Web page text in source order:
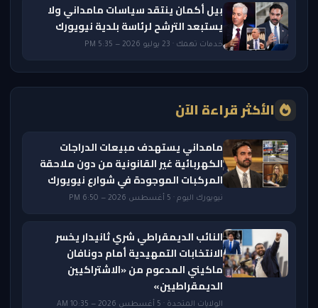
بيل أكمان ينتقد سياسات مامداني ولا
يستبعد الترشح لرئاسة بلدية نيويورك
خدمات تهمك · 23 يوليو 2026 — 5:35 PM
الأكثر قراءة الآن
مامداني يستهدف مبيعات الدراجات
الكهربائية غير القانونية من دون ملاحقة
المركبات الموجودة في شوارع نيويورك
نيويورك اليوم · 5 أغسطس 2026 — 6:50 PM
النائب الديمقراطي شري ثانيدار يخسر
الانتخابات التمهيدية أمام دونافان
ماكيني المدعوم من «الاشتراكيين
الديمقراطيين»
الولايات المتحدة · 5 أغسطس 2026 — 10:35 AM